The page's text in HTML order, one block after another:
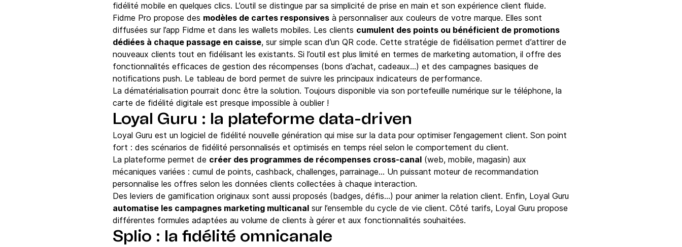
fidélité mobile en quelques clics. L’outil se distingue par sa simplicité de prise en main et son expérience client fluide.
Fidme Pro propose des modèles de cartes responsives à personnaliser aux couleurs de votre marque. Elles sont
diffusées sur l’app Fidme et dans les wallets mobiles. Les clients cumulent des points ou bénéficient de promotions
dédiées à chaque passage en caisse, sur simple scan d’un QR code. Cette stratégie de fidélisation permet d’attirer de
nouveaux clients tout en fidélisant les existants. Si l’outil est plus limité en termes de marketing automation, il offre des
fonctionnalités efficaces de gestion des récompenses (bons d’achat, cadeaux…) et des campagnes basiques de
notifications push. Le tableau de bord permet de suivre les principaux indicateurs de performance.
La dématérialisation pourrait donc être la solution. Toujours disponible via son portefeuille numérique sur le téléphone, la
carte de fidélité digitale est presque impossible à oublier !
Loyal Guru : la plateforme data-driven
Loyal Guru est un logiciel de fidélité nouvelle génération qui mise sur la data pour optimiser l’engagement client. Son point
fort : des scénarios de fidélité personnalisés et optimisés en temps réel selon le comportement du client.
La plateforme permet de créer des programmes de récompenses cross-canal (web, mobile, magasin) aux
mécaniques variées : cumul de points, cashback, challenges, parrainage… Un puissant moteur de recommandation
personnalise les offres selon les données clients collectées à chaque interaction.
Des leviers de gamification originaux sont aussi proposés (badges, défis…) pour animer la relation client. Enfin, Loyal Guru
automatise les campagnes marketing multicanal sur l’ensemble du cycle de vie client. Côté tarifs, Loyal Guru propose
différentes formules adaptées au volume de clients à gérer et aux fonctionnalités souhaitées.
Splio : la fidélité omnicanale